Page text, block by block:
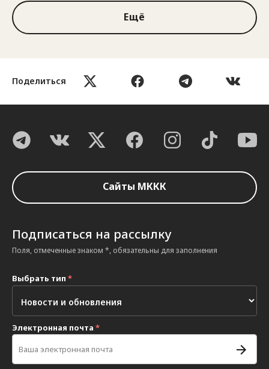
Поделиться
Ещё
Сайты МККК
Подписаться на рассылку
Поля, отмеченные знаком *, обязательны для заполнения
Выбрать тип *
Электронная почта *